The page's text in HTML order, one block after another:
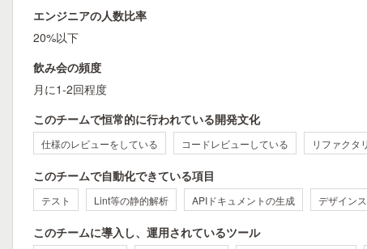
エンジニアの人数比率
20%以下
飲み会の頻度
月に1-2回程度
このチームで恒常的に行われている開発文化
仕様のレビューをしている コードレビューしている リファクタ
このチームで自動化できている項目
テスト Lint等の静的解析 APIドキュメントの生成 デザイン
このチームに導入し、運用されているツール